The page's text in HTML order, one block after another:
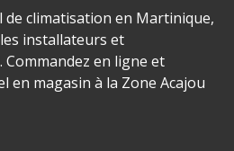
climatisation en Martinique,
installateurs et
en ligne et
en magasin à la Zone Acajou